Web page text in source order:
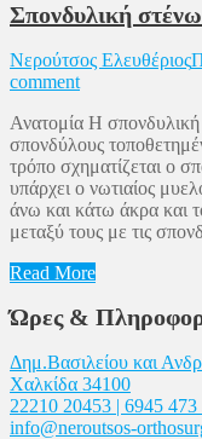
Σπονδυλική
Νερούτσος Ελευθέριος
comment
Ανατομία Η σπονδυλική
σπονδύλους
τρόπο σχηματίζεται ο
υπάρχει ο νωτιαίος
άνω και κάτω άκρα και
μεταξύ τους με τις
Read More
Ώρες &
Δημ.Βασιλείου και
Χαλκίδα 34100
22210 20453 | 6945 473
info@neroutsos-